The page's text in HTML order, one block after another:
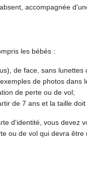
accompagnée
les bébés :
de face, sans lunettes
de photos dans
de perte ou de vol;
de 7 ans et la taille
d'identité, vous devez
ou de vol qui devra